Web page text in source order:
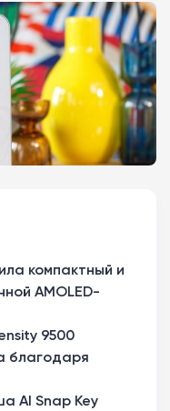
компактный и
AMOLED-
9500
благодаря
AI Snap Key